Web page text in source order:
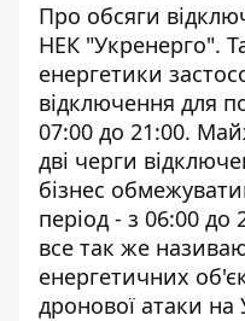
Про обсяги
НЕК "Укренерго".
енергетики
відключення для
07:00 до 21:00.
дві черги
бізнес
період - з 06:00 до
все так же
енергетичних
дронової атаки на